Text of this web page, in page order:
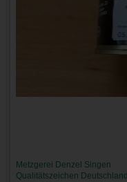
Metzgerei Denzel Singen
Qualitätszeichen Deutschland